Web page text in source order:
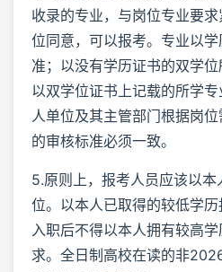
收录的专业，与岗位专业要
位同意，可以报考。专业以
准；以没有学历证书的双学
以双学位证书上记载的所学
人单位及其主管部门根据岗
的审核标准必须一致。
5.原则上，报考人员应该以
位。以本人已取得的较低学
入职后不得以本人拥有较高
求。全日制高校在读的非